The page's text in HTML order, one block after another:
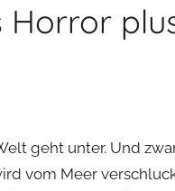
Horror
geht unter. Und
vom Meer